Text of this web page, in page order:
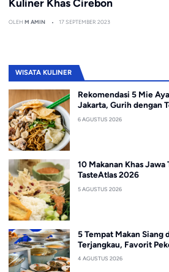
OLEH M AMIN 17 SEPTEMBER 2023
WISATA KULINER
Rekomendasi 5 Mie
Jakarta, Gurih dengan
6 AGUSTUS 2026
10 Makanan Khas
TasteAtlas 2026
5 AGUSTUS 2026
5 Tempat Makan Siang
Terjangkau, Favorit
4 AGUSTUS 2026